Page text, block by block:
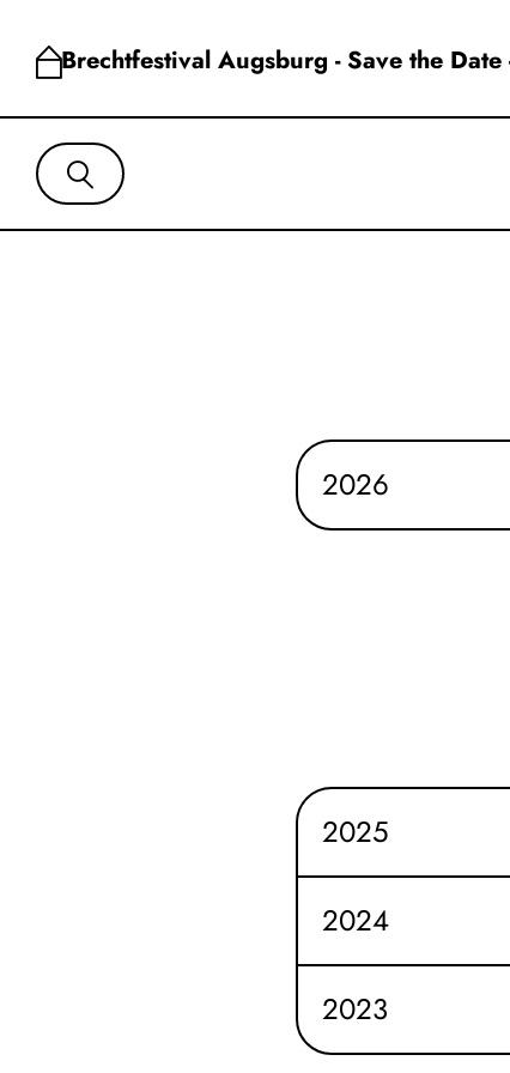
Brechtfestival Augsburg - Save the
2026
2025
2024
2023